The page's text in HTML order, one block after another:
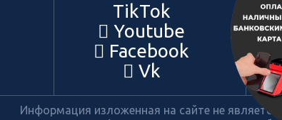
TikTok
Youtube
Facebook
Vk
Информация изложенная на сайте не является